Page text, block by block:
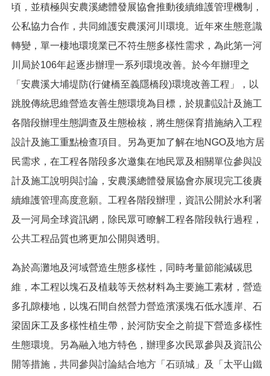
頃，並積極與安農溪總體發展協會推動後續維護管理機制，
公私協力合作，共同維護安農溪河川環境。近年來生態意識
轉變，單一棲地環境業已不符生態多樣性需求，為此第一河
川局於106年起逐步辦理一系列環境改善。於今年辦理之
「安農溪大埔堤防(行健橋至義隱橋段)環境改善工程」，以
跳脫傳統思維營造友善生態環境為目標，於規劃設計及施工
各階段辦理生態調查及生態檢核，將生態保育措施納入工程
設計及施工重點檢查項目。另為更加了解在地NGO及地方居
民需求，在工程各階段多次邀集在地民眾及相關單位參與設
計及施工說明與討論，安農溪總體發展協會亦展現完工後賡
續維護管理高度意願。工程各階段辦理，資訊公開於水利署
及一河局全球資訊網，除民眾可瞭解工程各階段執行過程，
公共工程品質也將更加公開與透明。
為於高灘地及河域營造生態多樣性，同時考量節能減碳思
維，本工程以塊石及植栽等天然材料為主要施工素材，營造
多孔隙棲地，以塊石間自然營力營造濱溪塊石低水護岸、石
梁固床工及多樣性植生帶，於河防安全之前提下營造多樣性
生態環境。另為融入地方特色，辦理多次民眾參與及資訊公
開等措施，共同參與討論結合地方「石頭城」及「太平山鐵